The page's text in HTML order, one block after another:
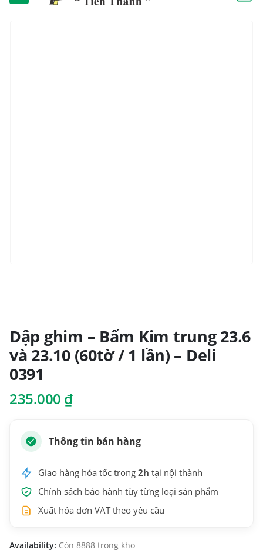
Dập ghim – Bấm Kim trung 23.6
và 23.10 (60tờ / 1 lần) – Deli
0391
235.000 ₫
Thông tin bán hàng
Giao hàng hỏa tốc trong 2h tại nội thành
Chính sách bảo hành tùy từng loại sản phẩm
Xuất hóa đơn VAT theo yêu cầu
Availability: Còn 8888 trong kho